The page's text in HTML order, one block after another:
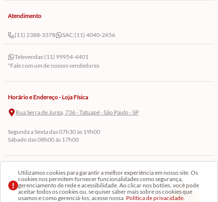
Utilizamos cookies para garantir a melhor experiência em nosso site. Os
cookies nos permitem fornecer funcionalidades como segurança,
gerenciamento de rede e acessibilidade. Ao clicar nos botões, você pode
aceitar todos os cookies ou, se quiser saber mais sobre os cookies que
usamos e como gerenciá-los, acesse nossa Política de privacidade.
Atendimento
(11) 2388-3378 SAC:(11) 4040-2656
Televendas:(11) 99954-4401
*Fale com um de nossos vendedores
Horário e Endereço - Loja Física
Rua Serra de Juréa, 736 - Tatuapé - São Paulo - SP
Segunda a Sexta das 07h30 às 19h00
Sábado das 08h00 às 17h00
Cadastre-se em Nossa Newsletter
Receba as novidades